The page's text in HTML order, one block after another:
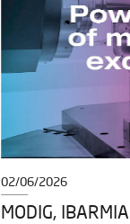
02/06/2026
MODIG,